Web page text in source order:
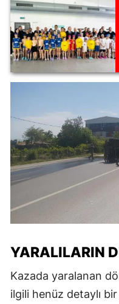
YARALILARIN
Kazada yaralanan
ilgili henüz detaylı bir